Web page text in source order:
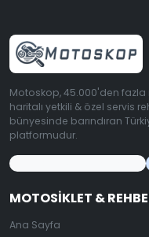
Motoskop, 45.000'den
haritalı yetkili & özel servis
bünyesinde barındıran
platformudur.
MOTOSIKLET &
Ana Sayfa